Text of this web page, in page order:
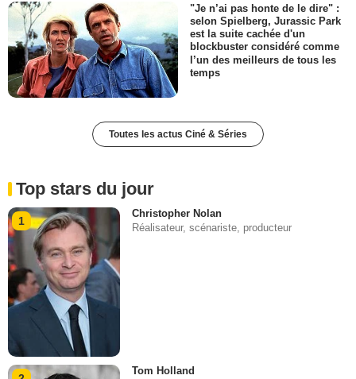
"Je n’ai pas honte de le dire" :
selon Spielberg, Jurassic Park
est la suite cachée d'un
blockbuster considéré comme
l’un des meilleurs de tous les
temps
Toutes les actus Ciné & Séries
Top stars du jour
1
Christopher Nolan
Réalisateur, scénariste, producteur
Tom Holland